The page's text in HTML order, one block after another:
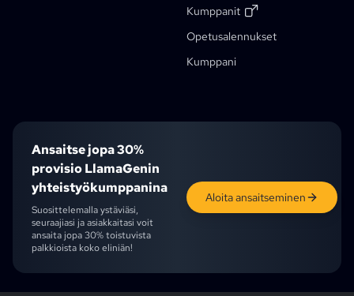
Kumppanit
Opetusalennukset
Kumppani
Työkalu Hahmon Esittelylehden Rajaukseen
Sarjakuvapaneelin Segmentointityökalu
Ansaitse jopa 30%
provisio LlamaGenin
yhteistyökumppanina
Suosittelemalla ystäviäsi,
seuraajiasi ja asiakkaitasi voit
ansaita jopa 30% toistuvista
palkkioista koko eliniän!
Aloita ansaitseminen